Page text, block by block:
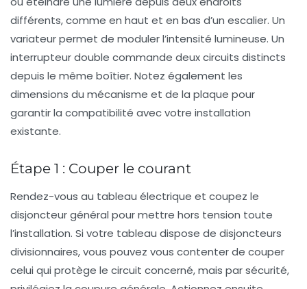
différents, comme en haut et en bas d’un escalier. Un
variateur permet de moduler l’intensité lumineuse. Un
interrupteur double commande deux circuits distincts
depuis le même boîtier. Notez également les
dimensions du mécanisme et de la plaque pour
garantir la compatibilité avec votre installation
existante.
Étape 1 : Couper le courant
Rendez-vous au tableau électrique et coupez le
disjoncteur général pour mettre hors tension toute
l’installation. Si votre tableau dispose de disjoncteurs
divisionnaires, vous pouvez vous contenter de couper
celui qui protège le circuit concerné, mais par sécurité,